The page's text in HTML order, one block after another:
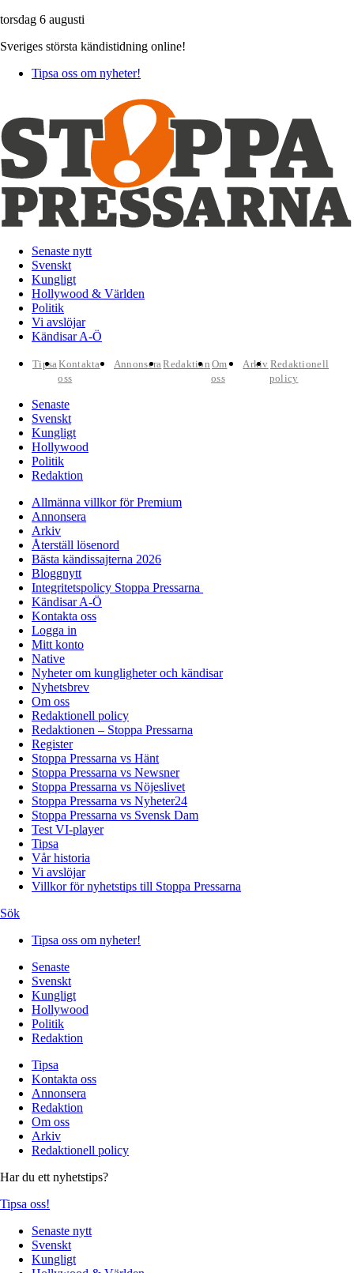
torsdag 6 augusti
Sveriges största kändistidning online!
Tipsa oss om nyheter!
Senaste nytt
Svenskt
Kungligt
Hollywood & Världen
Politik
Vi avslöjar
Kändisar A-Ö
TipsaKontakta
oss
AnnonseraRedaktion Om
oss
Arkiv Redaktionell
policy
Senaste
Svenskt
Kungligt
Hollywood
Politik
Redaktion
Allmänna villkor för Premium
Annonsera
Arkiv
Återställ lösenord
Bästa kändissajterna 2026
Bloggnytt
Integritetspolicy Stoppa Pressarna
Kändisar A-Ö
Kontakta oss
Logga in
Mitt konto
Native
Nyheter om kungligheter och kändisar
Nyhetsbrev
Om oss
Redaktionell policy
Redaktionen – Stoppa Pressarna
Register
Stoppa Pressarna vs Hänt
Stoppa Pressarna vs Newsner
Stoppa Pressarna vs Nöjeslivet
Stoppa Pressarna vs Nyheter24
Stoppa Pressarna vs Svensk Dam
Test VI-player
Tipsa
Vår historia
Vi avslöjar
Villkor för nyhetstips till Stoppa Pressarna
Sök
Tipsa oss om nyheter!
Senaste
Svenskt
Kungligt
Hollywood
Politik
Redaktion
Tipsa
Kontakta oss
Annonsera
Redaktion
Om oss
Arkiv
Redaktionell policy
Har du ett nyhetstips?
Tipsa oss!
Senaste nytt
Svenskt
Kungligt